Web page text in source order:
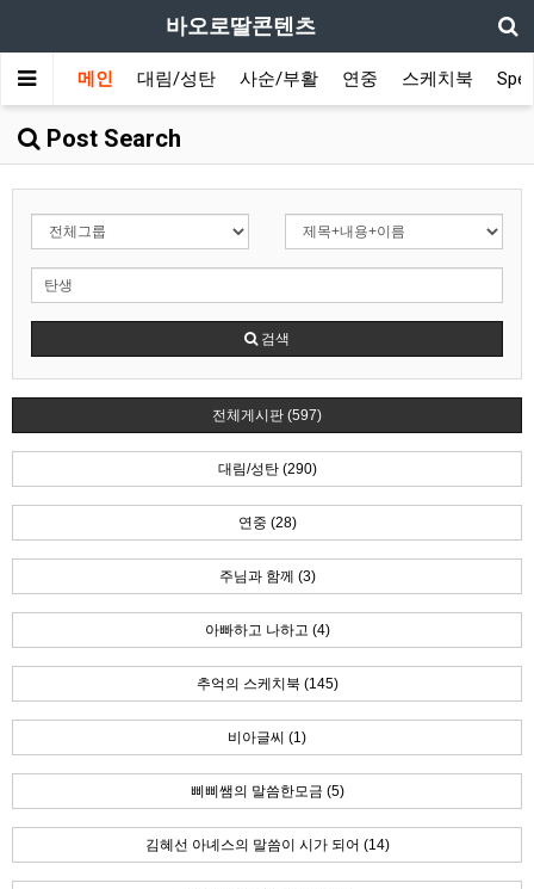
바오로딸콘텐츠
메인 대림/성탄 사순/부활 연중 스케치북
Post Search
검색
전체게시판 (597)
대림/성탄 (290)
연중 (28)
주님과 함께 (3)
아빠하고 나하고 (4)
추억의 스케치북 (145)
비아글씨 (1)
삐삐쌤의 말씀한모금 (5)
김혜선 아녜스의 말씀이 시가 되어 (14)